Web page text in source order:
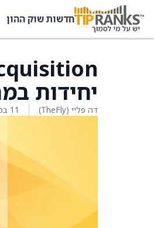
חדשות שוק ההון
יחידות במחיר 10
דה פליי (TheFly) 11 במרץ 2026